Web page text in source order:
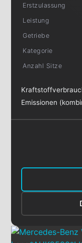
Erstzulassung
Leistung
Getriebe
Kategorie
Anzahl Sitze
Emissionen